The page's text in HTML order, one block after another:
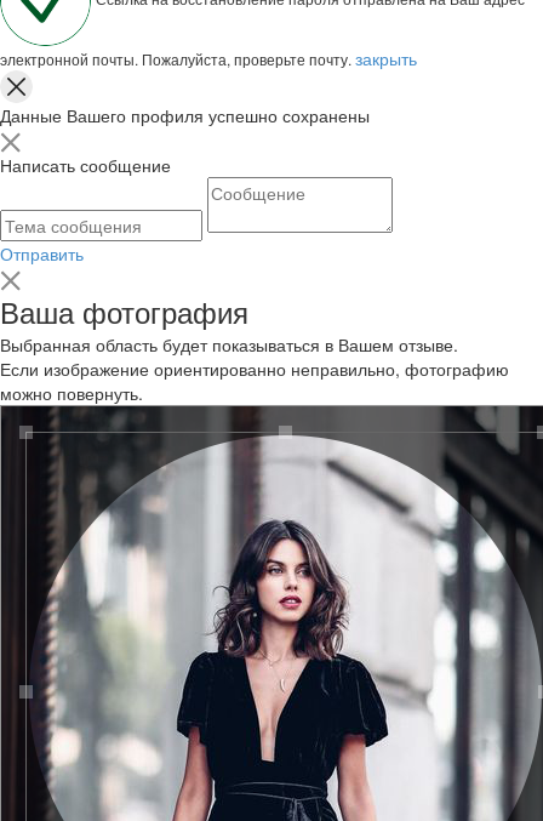
электронной почты. Пожалуйста, проверьте почту. закрыть
Данные Вашего профиля успешно сохранены
Написать сообщение
Отправить
Ваша фотография
Выбранная область будет показываться в Вашем отзыве.
Если изображение ориентированно неправильно, фотографию
можно повернуть.